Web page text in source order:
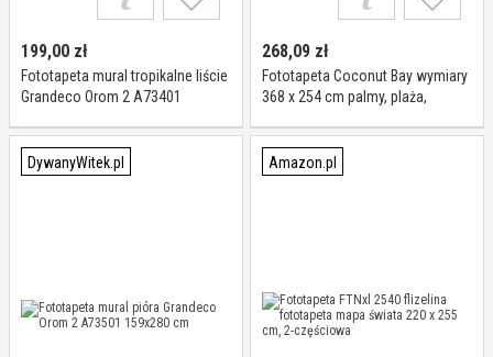
199,00 zł
Fototapeta mural tropikalne liście
Grandeco Orom 2 A73401
268,09 zł
Fototapeta Coconut Bay wymiary
368 x 254 cm palmy, plaża,
morze, urlop, tapeta
DywanyWitek.pl
Amazon.pl